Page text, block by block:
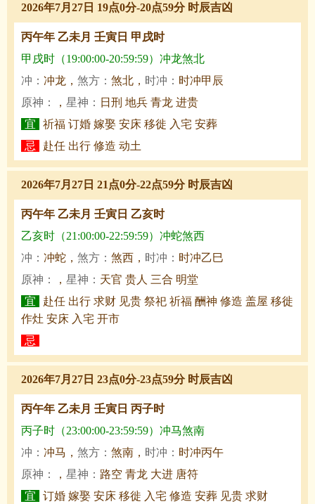
2026年7月27日 19点0分-20点59分 时辰吉凶
丙午年 乙未月 壬寅日 甲戌时
甲戌时（19:00:00-20:59:59）冲龙煞北
冲： 冲龙， 煞方： 煞北， 时冲： 时冲甲辰
原神：
， 星神： 日刑 地兵 青龙 进贵
宜
祈福 订婚 嫁娶 安床 移徙 入宅 安葬
忌
赴任 出行 修造 动土
2026年7月27日 21点0分-22点59分 时辰吉凶
丙午年 乙未月 壬寅日 乙亥时
乙亥时（21:00:00-22:59:59）冲蛇煞西
冲： 冲蛇， 煞方： 煞西， 时冲： 时冲乙巳
原神：
， 星神： 天官 贵人 三合 明堂
宜
赴任 出行 求财 见贵 祭祀 祈福 酬神 修造 盖屋 移徙
作灶 安床 入宅 开市
忌
2026年7月27日 23点0分-23点59分 时辰吉凶
丙午年 乙未月 壬寅日 丙子时
丙子时（23:00:00-23:59:59）冲马煞南
冲： 冲马， 煞方： 煞南， 时冲： 时冲丙午
原神：
， 星神： 路空 青龙 大进 唐符
宜
订婚 嫁娶 安床 移徙 入宅 修造 安葬 见贵 求财